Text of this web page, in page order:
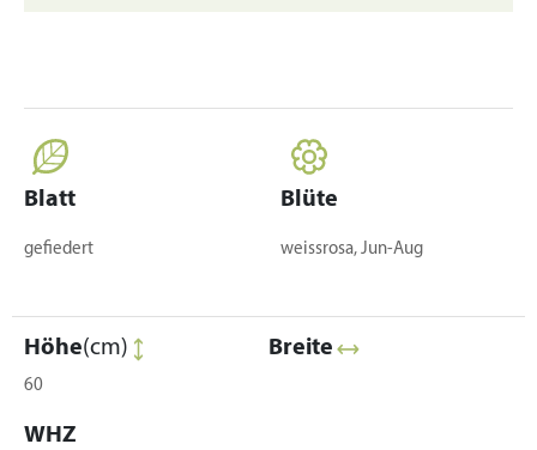
Blatt
gefiedert
Blüte
weissrosa, Jun-Aug
Höhe(cm)
60
Breite
WHZ